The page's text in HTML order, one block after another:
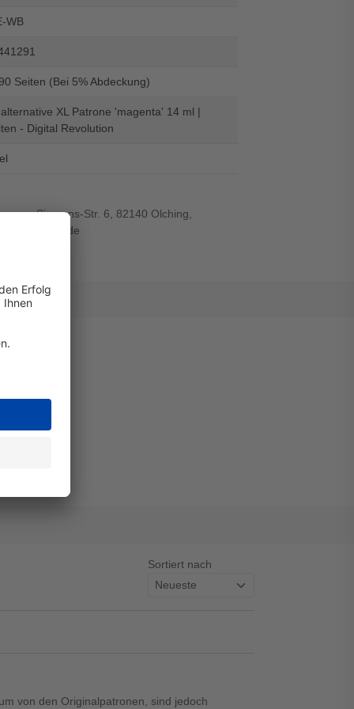
WB
Seiten (Bei 5% Abdeckung)
XL Patrone 'magenta' 14 ml |
- Digital Revolution
von-Siemens-Str. 6, 82140 Olching,
gmbh.de
Sortiert nach
von den Originalpatronen, sind jedoch